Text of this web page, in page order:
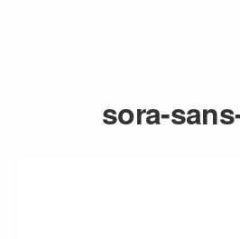
sora-